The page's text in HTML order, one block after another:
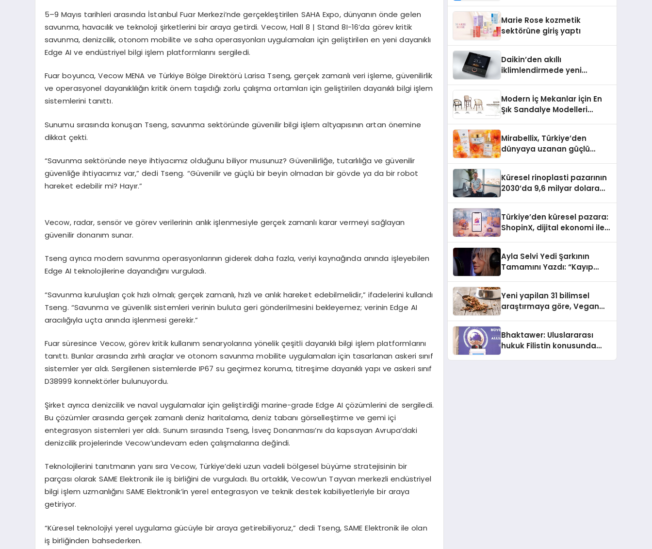
5–9 Mayıs tarihleri arasında İstanbul Fuar Merkezi’nde gerçekleştirilen SAHA Expo, dünyanın önde gelen
savunma, havacılık ve teknoloji şirketlerini bir araya getirdi.Vecow,Hall 8 | Stand 8I-16’da görev kritik
savunma, denizcilik, otonom mobilite ve saha operasyonları uygulamaları için geliştirilen en yeni dayanıklı
Edge AI ve endüstriyel bilgi işlem platformlarını sergiledi.
Fuar boyunca,Vecow MENA ve Türkiye Bölge Direktörü Larisa Tseng, gerçek zamanlı veri işleme, güvenilirlik
ve operasyonel dayanıklılığın kritik önem taşıdığı zorlu çalışma ortamları için geliştirilen dayanıklı bilgi işlem
sistemlerini tanıttı.
Sunumu sırasında konuşan Tseng, savunma sektöründe güvenilir bilgi işlem altyapısının artan önemine
dikkat çekti.
“Savunma sektöründe neye ihtiyacımız olduğunu biliyor musunuz? Güvenilirliğe, tutarlılığa ve güvenilir
güvenliğe ihtiyacımız var,” dedi Tseng. “Güvenilir ve güçlü bir beyin olmadan bir gövde ya da bir robot
hareket edebilir mi? Hayır.”
Vecow, radar, sensör ve görev verilerinin anlık işlenmesiyle gerçek zamanlı karar vermeyi sağlayan
güvenilir donanım sunar.
Tseng ayrıca modern savunma operasyonlarının giderek daha fazla, veriyi kaynağında anında işleyebilen
Edge AI teknolojilerine dayandığını vurguladı.
“Savunma kuruluşları çok hızlı olmalı; gerçek zamanlı, hızlı ve anlık hareket edebilmelidir,” ifadelerini kullandı
Tseng. “Savunma ve güvenlik sistemleri verinin buluta geri gönderilmesini bekleyemez; verininEdge AI
aracılığıyla uçta anında işlenmesi gerekir.”
Fuar süresince Vecow, görev kritik kullanım senaryolarına yönelik çeşitli dayanıklı bilgi işlem platformlarını
tanıttı. Bunlar arasında zırhlı araçlar ve otonom savunma mobilite uygulamaları için tasarlanan askeri sınıf
sistemler yer aldı. Sergilenen sistemlerde IP67su geçirmez koruma, titreşime dayanıklı yapı ve askeri sınıf
D38999 konnektörler bulunuyordu.
Şirket ayrıca denizcilik ve naval uygulamalar için geliştirdiği marine-grade Edge AI çözümlerini de sergiledi.
Bu çözümler arasında gerçek zamanlı deniz haritalama, deniz tabanı görselleştirme ve gemi içi
entegrasyon sistemleri yer aldı. Sunum sırasında Tseng, İsveç Donanması’nı da kapsayan Avrupa’daki
denizcilik projelerinde Vecow’undevam eden çalışmalarına değindi.
Teknolojilerini tanıtmanın yanı sıraVecow, Türkiye’deki uzun vadeli bölgesel büyüme stratejisinin bir
parçası olarak SAME Elektronik ile iş birliğini de vurguladı. Bu ortaklık,Vecow’un Tayvan merkezli endüstriyel
bilgi işlem uzmanlığını SAME Elektronik’in yerel entegrasyon ve teknik destek kabiliyetleriyle bir araya
getiriyor.
“Küresel teknolojiyi yerel uygulama gücüyle bir araya getirebiliyoruz,” dedi Tseng, SAME Elektronik ile olan
iş birliğinden bahsederken.
Aldı
Marie Rose kozmetik
sektörüne giriş yaptı
Daikin’den akıllı
iklimlendirmede yeni
Modern İç Mekanlar İçin En
Şık Sandalye Modelleri
Mirabellix, Türkiye’den
dünyaya uzanan güçlü
Küresel rinoplasti pazarının
2030’da 9,6 milyar dolara
Türkiye’den küresel pazara:
ShopinX, dijital ekonomi ile
Ayla Selvi Yedi Şarkının
Tamamını Yazdı: “Kayıp
Yeni yapilan 31 bilimsel
araştırmaya göre, Vegan
Sindirildiğini Ortaya Koydu
Bhaktawer: Uluslararası
hukuk Filistin konusunda